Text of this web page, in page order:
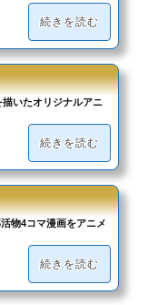
続きを読む
いたオリジナルアニ
続きを読む
物4コマ漫画をアニメ
続きを読む